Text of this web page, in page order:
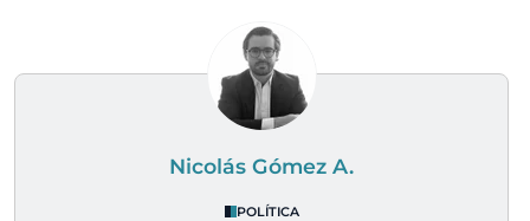
Nicolás Gómez A.
POLÍTICA